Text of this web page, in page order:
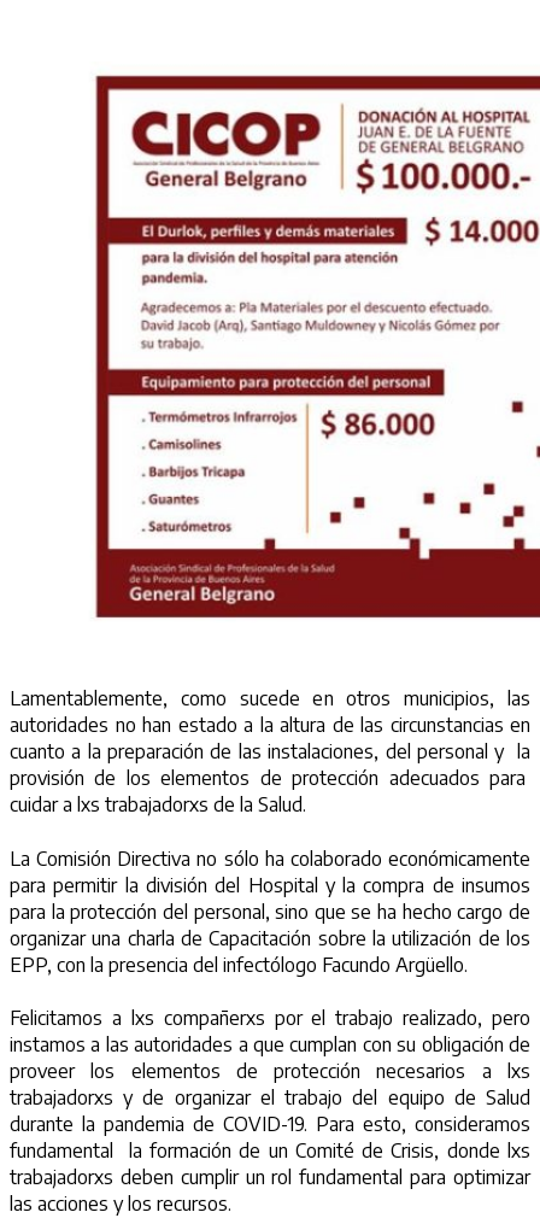
Lamentablemente, como sucede en otros municipios, las
autoridades no han estado a la altura de las circunstancias en
cuanto a la preparación de las instalaciones, del personal y la
provisión de los elementos de protección adecuados para
cuidar a lxs trabajadorxs de la Salud.
La Comisión Directiva no sólo ha colaborado económicamente
para permitir la división del Hospital y la compra de insumos
para la protección del personal, sino que se ha hecho cargo de
organizar una charla de Capacitación sobre la utilización de los
EPP, con la presencia del infectólogo Facundo Argüello.
Felicitamos a lxs compañerxs por el trabajo realizado, pero
instamos a las autoridades a que cumplan con su obligación de
proveer los elementos de protección necesarios a lxs
trabajadorxs y de organizar el trabajo del equipo de Salud
durante la pandemia de COVID-19. Para esto, consideramos
fundamental la formación de un Comité de Crisis, donde lxs
trabajadorxs deben cumplir un rol fundamental para optimizar
las acciones y los recursos.